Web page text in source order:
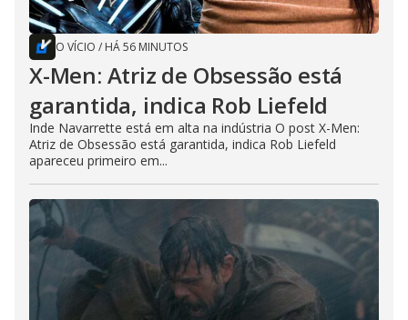
O VÍCIO / HÁ 56 MINUTOS
X-Men: Atriz de Obsessão está
garantida, indica Rob Liefeld
Inde Navarrette está em alta na indústria O post X-Men:
Atriz de Obsessão está garantida, indica Rob Liefeld
apareceu primeiro em...